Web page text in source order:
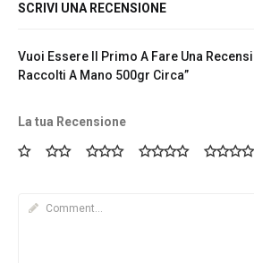
SCRIVI UNA RECENSIONE
Vuoi Essere Il Primo A Fare Una
Raccolti A Mano 500gr Circa”
La tua Recensione